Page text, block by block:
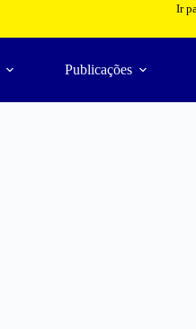
Ir
Publicações